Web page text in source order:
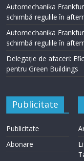
Automechanika
schimbă regulile în
Automechanika
schimbă regulile în
Delegație de afaceri:
pentru Green Buildings
Publicitate
Publicitate
Abonare